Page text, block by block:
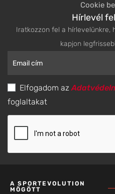
Cookie
Hírlevél
Iratkozzon fel a hírlevelünkre,
kapjon
Elfogadom az
foglaltakat
A SPORTEVOLUTION
MÖGÖTT